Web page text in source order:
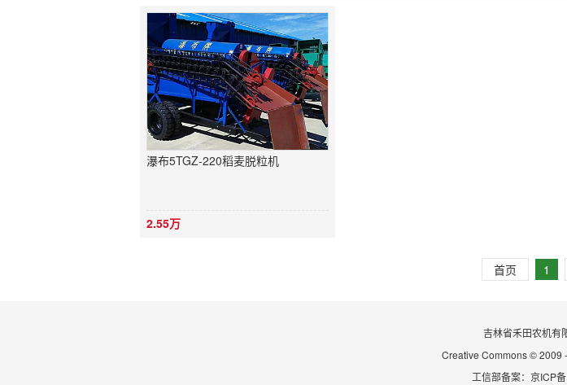
瀑布5TGZ-220稻麦脱粒机
2.55万
首页 1
吉林省禾田农机有
Creative Commons © 2009
工信部备案：京ICP